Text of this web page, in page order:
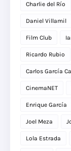
Charlie del Río
Daniel Villamil
Film Club
Ricardo Rubio
Carlos García
CinemaNET
Enrique García
Joel Meza
Lola Estrada